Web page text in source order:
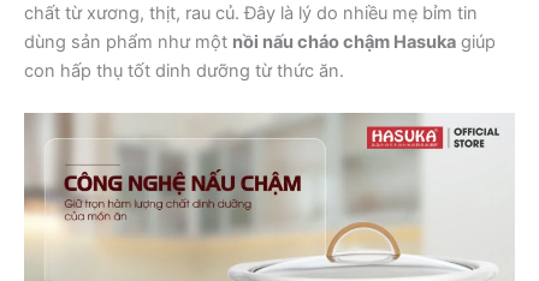
chất từ xương, thịt, rau củ. Đây là lý do nhiều mẹ bỉm tin
dùng sản phẩm như một nồi nấu cháo chậm Hasuka giúp
con hấp thụ tốt dinh dưỡng từ thức ăn.